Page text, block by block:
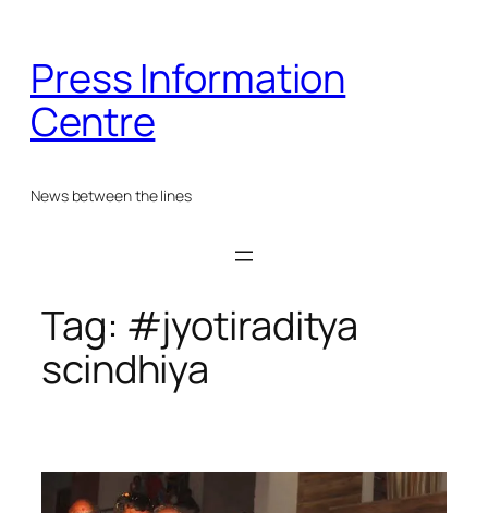
content
Press Information
Centre
News between the lines
Tag: #jyotiraditya
scindhiya